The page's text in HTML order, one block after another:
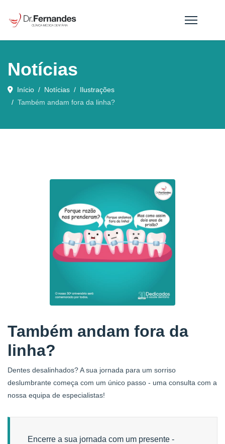
Notícias
Início Notícias
Ilustrações
Também andam fora da linha?
Também andam fora da
linha?
Dentes desalinhados? A sua jornada para um sorriso
deslumbrante começa com um único passo - uma consulta com a
nossa equipa de especialistas!
Encerre a sua jornada com um presente -